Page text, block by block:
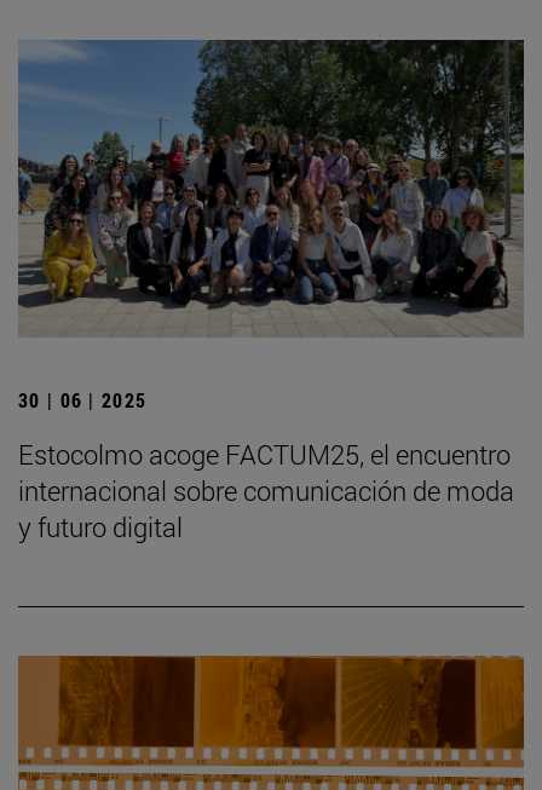
30 | 06 | 2025
Estocolmo acoge FACTUM25, el encuentro
internacional sobre comunicación de moda
y futuro digital